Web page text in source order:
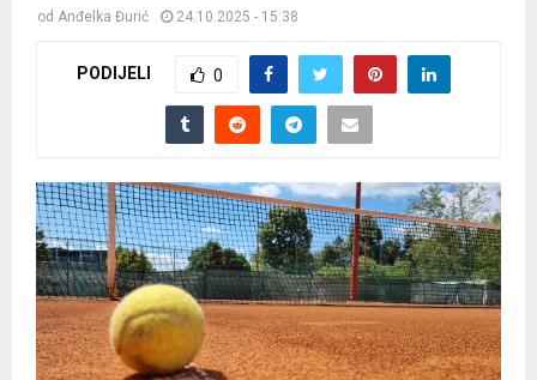
od Anđelka Đurić 24.10.2025 - 15:38
PODIJELI 0